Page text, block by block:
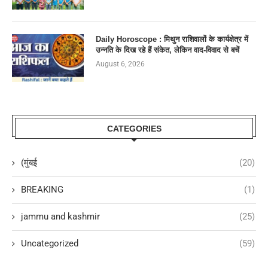
Daily Horoscope : मिथुन राशिवालों के कार्यक्षेत्र में
उन्नति के दिख रहे हैं संकेत, लेकिन वाद-विवाद से बचें
August 6, 2026
CATEGORIES
(मुंबई (20)
BREAKING (1)
jammu and kashmir (25)
Uncategorized (59)